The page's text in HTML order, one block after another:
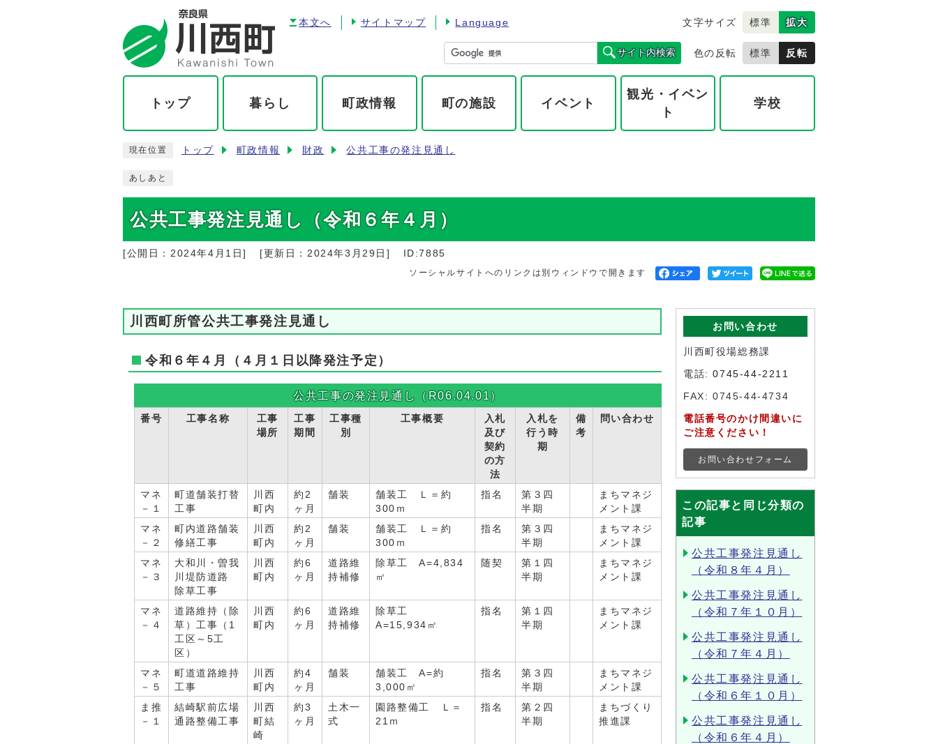
本文へ サイトマップ Language 文字サイズ 標準 拡大
サイト内検索 色の反転 標準 反転
トップ 暮らし 町政情報 町の施設 イベント
観光・イベン
ト
学校
現在位置 トップ 町政情報 財政 公共工事の発注見通し
あしあと
公共工事発注見通し（令和６年４月）
[公開日： 2024年4月1日] [更新日：2024年3月29日] ID:7885
ソーシャルサイトへのリンクは別ウィンドウで開きます
川西町所管公共工事発注見通し
令和６年４月（４月１日以降発注予定）
公共工事の発注見通し（R06.04.01）
番号 工事名称
工事
場所
工事
期間
工事種
別
工事概要
入札
及び
契約
の方
法
入札を
行う時
期
備
考
問い合わせ
マネ
－１
町道舗装打替
工事
川西
町内
約2
ヶ月
舗装
舗装工 Ｌ＝約
300ｍ
指名
第３四
半期
まちマネジ
メント課
マネ
－２
町内道路舗装
修繕工事
川西
町内
約2
ヶ月
舗装
舗装工 Ｌ＝約
300ｍ
指名
第３四
半期
まちマネジ
メント課
マネ
－３
大和川・曽我
川堤防道路
除草工事
川西
町内
約6
ヶ月
道路維
持補修
除草工 A=4,834
㎡
随契
第１四
半期
まちマネジ
メント課
マネ
－４
道路維持（除
草）工事（1
工区～5工
区）
川西
町内
約6
ヶ月
道路維
持補修
除草工
A=15,934㎡
指名
第１四
半期
まちマネジ
メント課
マネ
－５
町道道路維持
工事
川西
町内
約4
ヶ月
舗装
舗装工 A=約
3,000㎡
指名
第３四
半期
まちマネジ
メント課
ま推
－１
結崎駅前広場
通路整備工事
川西
町結
崎
約3
ヶ月
土木一
式
園路整備工 Ｌ＝
21ｍ
指名
第２四
半期
まちづくり
推進課
お問い合わせ
川西町役場総務課
電話:0745-44-2211
FAX: 0745-44-4734
電話番号のかけ間違いに
ご注意ください！
お問い合わせフォーム
この記事と同じ分類の
記事
公共工事発注見通し
（令和８年４月）
公共工事発注見通し
（令和７年１０月）
公共工事発注見通し
（令和７年４月）
公共工事発注見通し
（令和６年１０月）
公共工事発注見通し
（令和６年４月）